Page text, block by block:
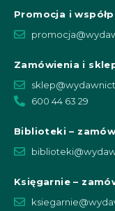
Promocja i
Zamówienia i
600 44 63 29
Biblioteki –
Księgarnie –